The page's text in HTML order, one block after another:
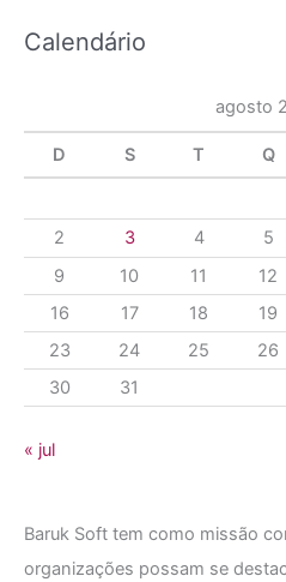
Calendário
agosto
D S T Q
2
3 4 5
9
10 11 12
16
17 18 19
23
24 25 26
30
31
« jul
Baruk Soft tem como missão
organizações possam se